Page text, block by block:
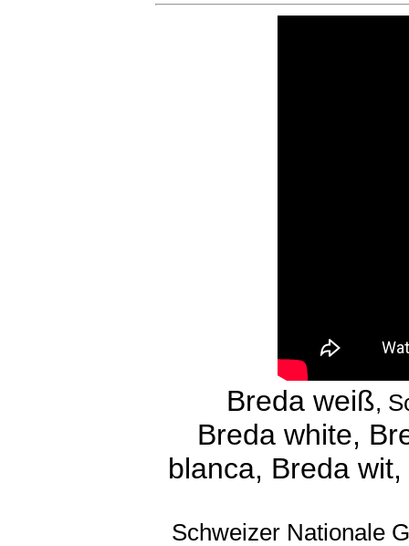
Breda weiß,
Breda white,
blanca, Breda
Schweizer Nationale